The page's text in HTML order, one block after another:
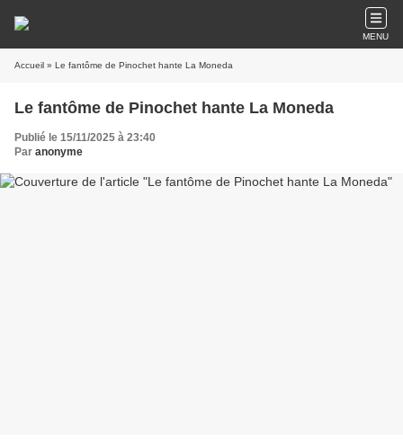
MENU
Accueil » Le fantôme de Pinochet hante La Moneda
Le fantôme de Pinochet hante La Moneda
Publié le 15/11/2025 à 23:40
Par anonyme